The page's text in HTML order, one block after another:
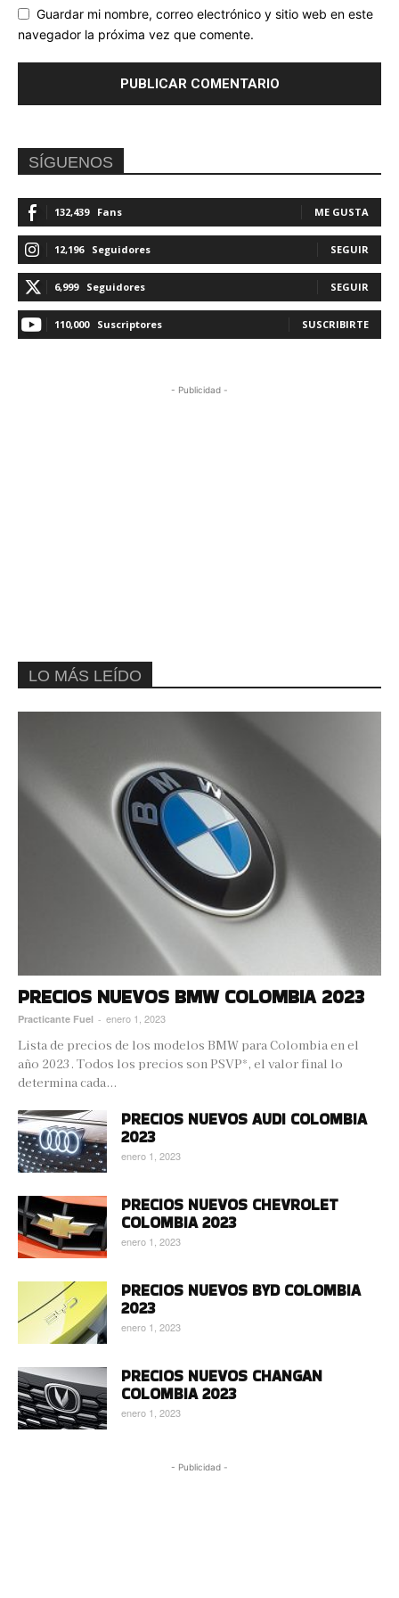
Guardar mi nombre, correo electrónico y sitio web en este
navegador la próxima vez que comente.
SÍGUENOS
132,439 Fans ME GUSTA
12,196 Seguidores SEGUIR
6,999 Seguidores SEGUIR
110,000 Suscriptores SUSCRIBIRTE
- Publicidad -
LO MÁS LEÍDO
PRECIOS NUEVOS BMW COLOMBIA 2023
Practicante Fuel - enero 1, 2023
Lista de precios de los modelos BMW para Colombia en el
año 2023. Todos los precios son PSVP*, el valor final lo
determina cada...
PRECIOS NUEVOS AUDI COLOMBIA
2023
enero 1, 2023
PRECIOS NUEVOS CHEVROLET
COLOMBIA 2023
enero 1, 2023
PRECIOS NUEVOS BYD COLOMBIA
2023
enero 1, 2023
PRECIOS NUEVOS CHANGAN
COLOMBIA 2023
enero 1, 2023
- Publicidad -